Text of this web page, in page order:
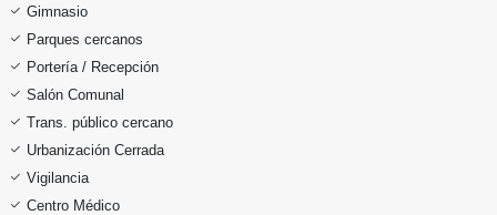
Gimnasio
Parques cercanos
Portería / Recepción
Salón Comunal
Trans. público cercano
Urbanización Cerrada
Vigilancia
Centro Médico